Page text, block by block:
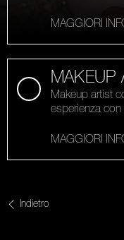
MAGGIORI
MAKEUP
Makeup artist
esperienza con
MAGGIORI
Indietro